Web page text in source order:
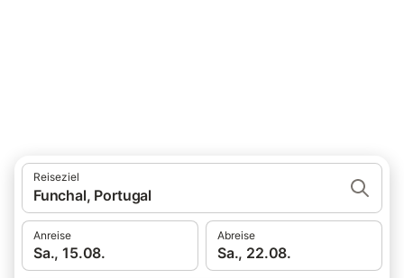
Reiseziel
Funchal, Portugal
Anreise
Sa., 15.08.
Abreise
Sa., 22.08.